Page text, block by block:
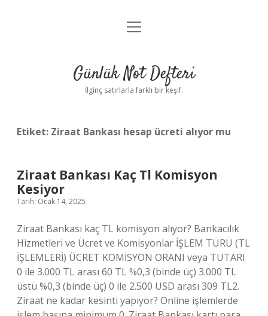
Anasayfa
Yasal Uyarı
menüyü
Günlük Not Defteri
İlginç satırlarla farklı bir keşif.
Etiket: Ziraat Bankası hesap ücreti alıyor mu
Ziraat Bankası Kaç Tl Komisyon
Kesiyor
Tarih: Ocak 14, 2025
Ziraat Bankası kaç TL komisyon alıyor? Bankacılık
Hizmetleri ve Ücret ve Komisyonlar İŞLEM TÜRÜ (TL
İŞLEMLERİ) ÜCRET KOMİSYON ORANI veya TUTARI
0 ile 3.000 TL arası 60 TL %0,3 (binde üç) 3.000 TL
üstü %0,3 (binde üç) 0 ile 2.500 USD arası 309 TL2.
Ziraat ne kadar kesinti yapıyor? Online işlemlerde